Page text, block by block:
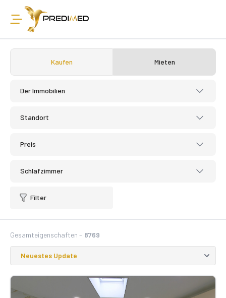
Kaufen Mieten
Der Immobilien
Standort
Preis
Schlafzimmer
Filter
Gesamteigenschaften - 8769